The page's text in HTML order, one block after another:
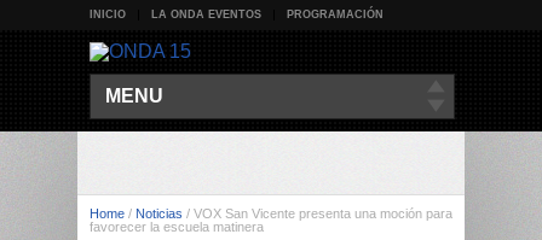
INICIO LA ONDA EVENTOS PROGRAMACIÓN
MENU
Home / Noticias / VOX San Vicente presenta una moción para
favorecer la escuela matinera